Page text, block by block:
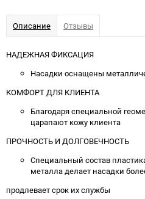
Описание Отзывы
НАДЕЖНАЯ ФИКСАЦИЯ
Насадки оснащены
КОМФОРТ ДЛЯ КЛИЕНТА
Благодаря специальной
царапают кожу клиента
ПРОЧНОСТЬ И ДОЛГОВЕЧНОСТЬ
Специальный состав
металла делает насадки
продлевает срок их службы